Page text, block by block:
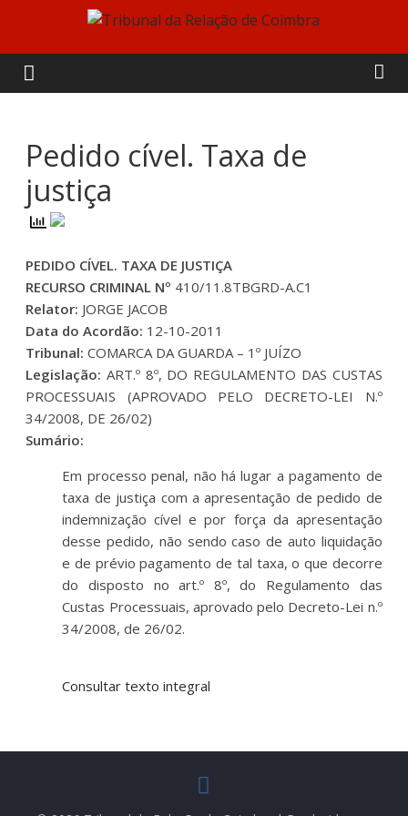
content
Tribunal
da
Relação
de
Coimbra
Pedido cível. Taxa de
justiça
PEDIDO CÍVEL. TAXA DE JUSTIÇA
RECURSO CRIMINAL Nº 410/11.8TBGRD-A.C1
Relator: JORGE JACOB
Data do Acordão: 12-10-2011
Tribunal:COMARCA DA GUARDA – 1º JUÍZO
Legislação:ART.º 8º, DO REGULAMENTO DAS CUSTAS
PROCESSUAIS (APROVADO PELO DECRETO-LEI N.º
34/2008, DE 26/02)
Sumário:
Em processo penal, não há lugar a pagamento de
taxa de justiça com a apresentação de pedido de
indemnização cível e por força da apresentação
desse pedido, não sendo caso de auto liquidação
e de prévio pagamento de tal taxa, o que decorre
do disposto no art.º 8º, do Regulamento das
Custas Processuais, aprovado pelo Decreto-Lei n.º
34/2008, de 26/02.
Consultar texto integral